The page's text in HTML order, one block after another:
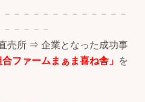
－－－－－－－－－－－－
－－－－
売所 ⇒ 企業となった成功事
合ファームまぁま喜ね舎」 を